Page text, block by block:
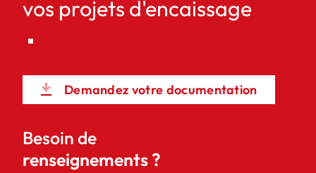
vos projets d'encaissage
Demandez votre documentation
Besoin de
renseignements ?